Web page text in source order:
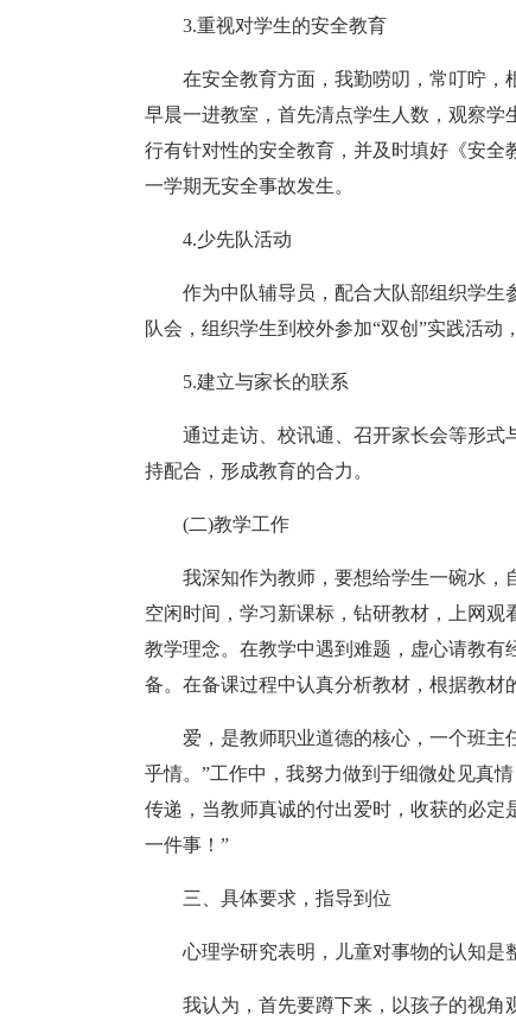
3.重视对学生的安全教育
在安全教育方面，我勤唠叨，常叮咛，
早晨一进教室，首先清点学生人数，观察
行有针对性的安全教育，并及时填好《安全
一学期无安全事故发生。
4.少先队活动
作为中队辅导员，配合大队部组织学生
队会，组织学生到校外参加“双创”实践活动
5.建立与家长的联系
通过走访、校讯通、召开家长会等形式
持配合，形成教育的合力。
(二)教学工作
我深知作为教师，要想给学生一碗水，
空闲时间，学习新课标，钻研教材，上网
教学理念。在教学中遇到难题，虚心请教
备。在备课过程中认真分析教材，根据教材
爱，是教师职业道德的核心，一个班
乎情。”工作中，我努力做到于细微处见真
传递，当教师真诚的付出爱时，收获的必
一件事！”
三、具体要求，指导到位
心理学研究表明，儿童对事物的认知是
我认为，首先要蹲下来，以孩子的视角